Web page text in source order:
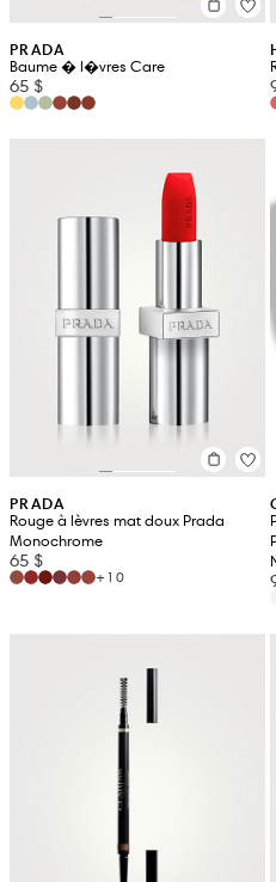
PRADA
Baume � l�vres Care
65 $
PRADA
Rouge à lèvres mat doux Prada
Monochrome
65 $
+10